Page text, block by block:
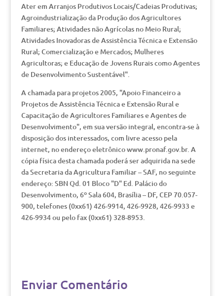
Ater em Arranjos Produtivos Locais/Cadeias Produtivas;
Agroindustrialização da Produção dos Agricultores
Familiares; Atividades não Agrícolas no Meio Rural;
Atividades Inovadoras de Assistência Técnica e Extensão
Rural; Comercialização e Mercados; Mulheres
Agricultoras; e Educação de Jovens Rurais como Agentes
de Desenvolvimento Sustentável".
A chamada para projetos 2005, "Apoio Financeiro a
Projetos de Assistência Técnica e Extensão Rural e
Capacitação de Agricultores Familiares e Agentes de
Desenvolvimento", em sua versão integral, encontra-se à
disposição dos interessados, com livre acesso pela
internet, no endereço eletrônico www.pronaf.gov.br. A
cópia física desta chamada poderá ser adquirida na sede
da Secretaria da Agricultura Familiar – SAF, no seguinte
endereço: SBN Qd. 01 Bloco "D" Ed. Palácio do
Desenvolvimento, 6º Sala 604, Brasília – DF, CEP 70.057-
900, telefones (0xx61) 426-9914, 426-9928, 426-9933 e
426-9934 ou pelo fax (0xx61) 328-8953.
Enviar Comentário